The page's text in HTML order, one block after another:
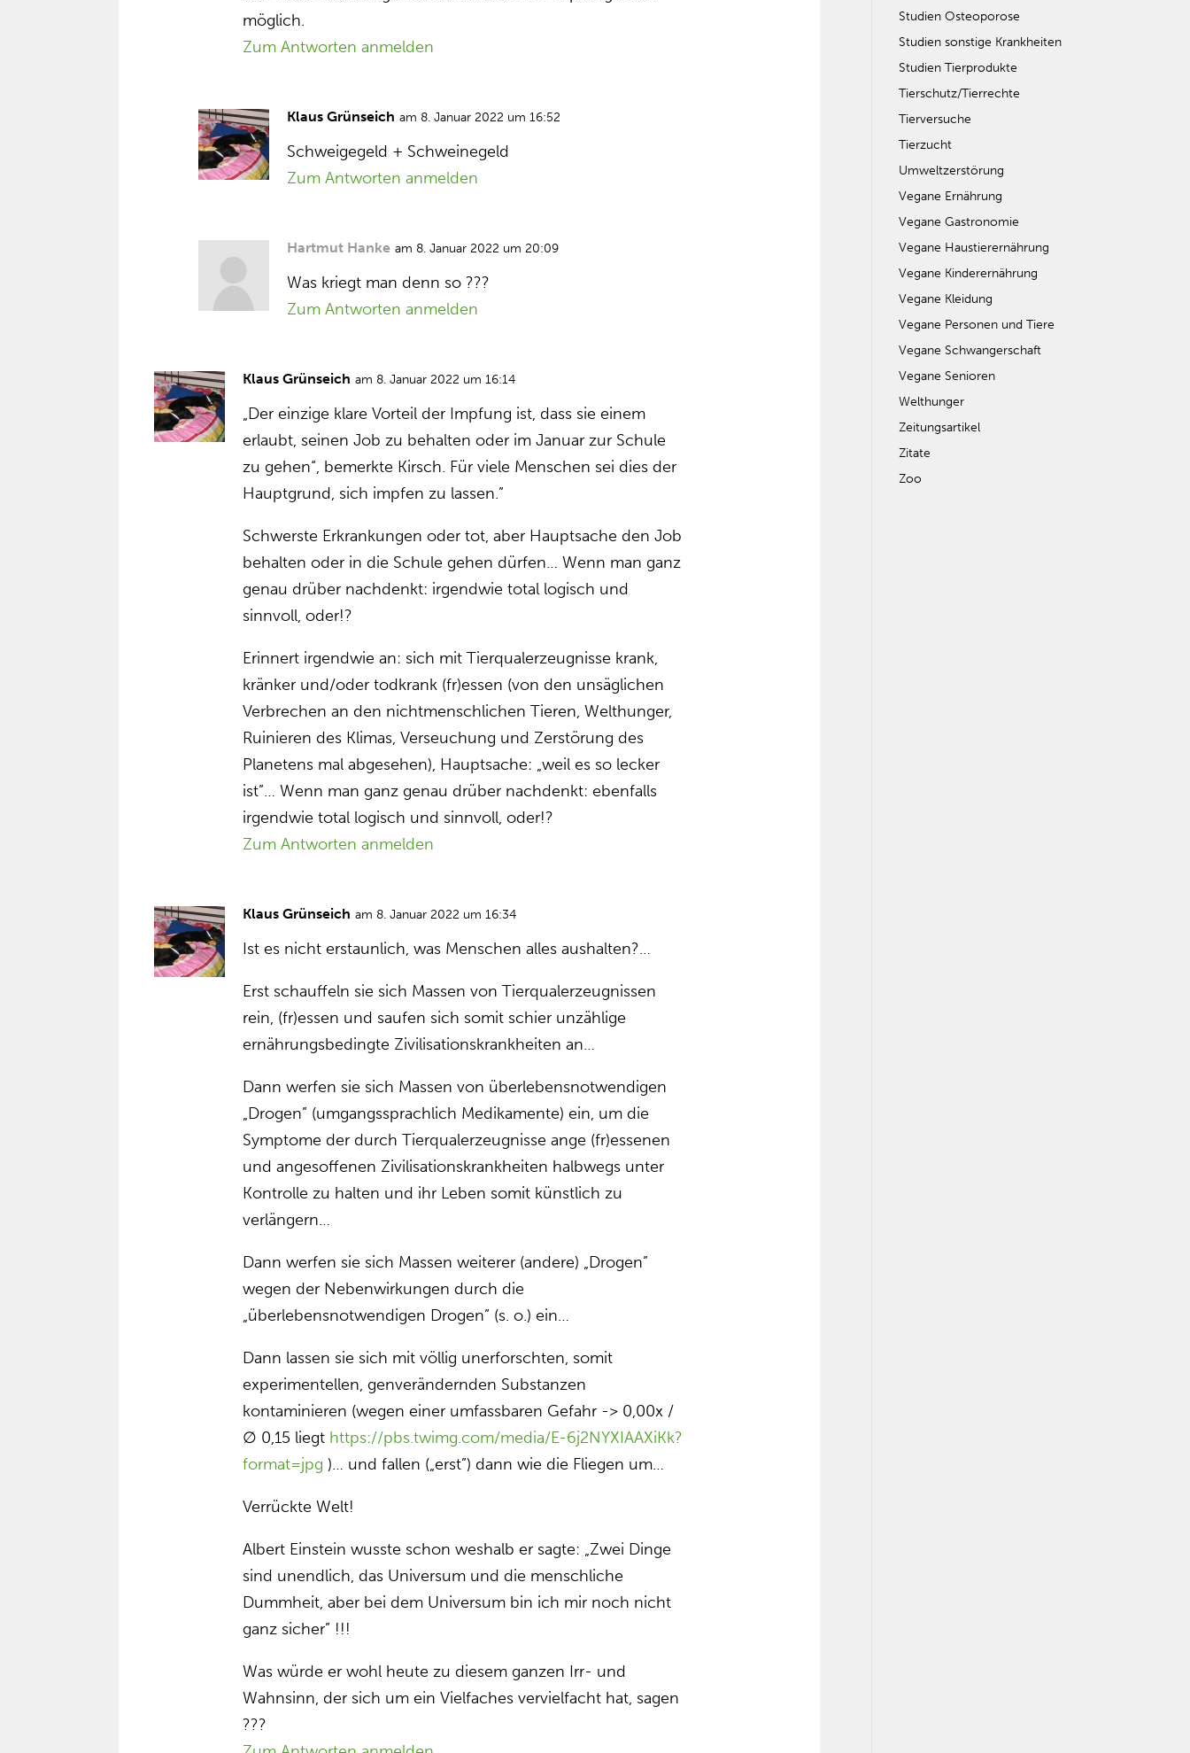
möglich.
Zum Antworten anmelden
Klaus Grünseich am 8. Januar 2022 um 16:52
Schweigegeld + Schweinegeld
Zum Antworten anmelden
Hartmut Hanke am 8. Januar 2022 um 20:09
Was kriegt man denn so ???
Zum Antworten anmelden
Klaus Grünseich am 8. Januar 2022 um 16:14
„Der einzige klare Vorteil der Impfung ist, dass sie einem
erlaubt, seinen Job zu behalten oder im Januar zur Schule
zu gehen“, bemerkte Kirsch. Für viele Menschen sei dies der
Hauptgrund, sich impfen zu lassen.”
Schwerste Erkrankungen oder tot, aber Hauptsache den Job
behalten oder in die Schule gehen dürfen… Wenn man ganz
genau drüber nachdenkt: irgendwie total logisch und
sinnvoll, oder!?
Erinnert irgendwie an: sich mit Tierqualerzeugnisse krank,
kränker und/oder todkrank (fr)essen (von den unsäglichen
Verbrechen an den nichtmenschlichen Tieren, Welthunger,
Ruinieren des Klimas, Verseuchung und Zerstörung des
Planetens mal abgesehen), Hauptsache: „weil es so lecker
ist”… Wenn man ganz genau drüber nachdenkt: ebenfalls
irgendwie total logisch und sinnvoll, oder!?
Zum Antworten anmelden
Klaus Grünseich am 8. Januar 2022 um 16:34
Ist es nicht erstaunlich, was Menschen alles aushalten?…
Erst schauffeln sie sich Massen von Tierqualerzeugnissen
rein, (fr)essen und saufen sich somit schier unzählige
ernährungsbedingte Zivilisationskrankheiten an…
Dann werfen sie sich Massen von überlebensnotwendigen
„Drogen” (umgangssprachlich Medikamente) ein, um die
Symptome der durch Tierqualerzeugnisse ange (fr)essenen
und angesoffenen Zivilisationskrankheiten halbwegs unter
Kontrolle zu halten und ihr Leben somit künstlich zu
verlängern…
Dann werfen sie sich Massen weiterer (andere) „Drogen”
wegen der Nebenwirkungen durch die
„überlebensnotwendigen Drogen” (s. o.) ein…
Dann lassen sie sich mit völlig unerforschten, somit
experimentellen, genverändernden Substanzen
kontaminieren (wegen einer umfassbaren Gefahr -> 0,00x /
∅ 0,15 liegt https://pbs.twimg.com/media/E-6j2NYXIAAXiKk?
format=jpg )… und fallen („erst”) dann wie die Fliegen um…
Verrückte Welt!
Albert Einstein wusste schon weshalb er sagte: „Zwei Dinge
sind unendlich, das Universum und die menschliche
Dummheit, aber bei dem Universum bin ich mir noch nicht
ganz sicher” !!!
Was würde er wohl heute zu diesem ganzen Irr- und
Wahnsinn, der sich um ein Vielfaches vervielfacht hat, sagen
???
Studien Osteoporose
Studien sonstige Krankheiten
Studien Tierprodukte
Tierschutz/Tierrechte
Tierversuche
Tierzucht
Umweltzerstörung
Vegane Ernährung
Vegane Gastronomie
Vegane Haustierernährung
Vegane Kinderernährung
Vegane Kleidung
Vegane Personen und Tiere
Vegane Schwangerschaft
Vegane Senioren
Welthunger
Zeitungsartikel
Zitate
Zoo